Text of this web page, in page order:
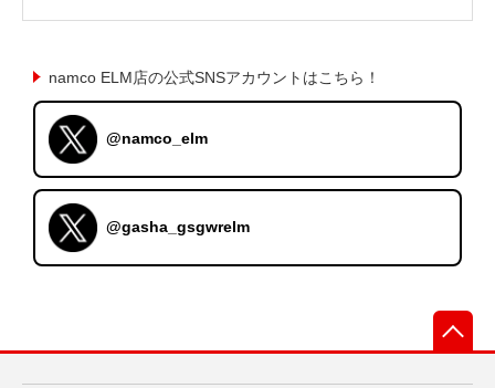
namco ELM店の公式SNSアカウントはこちら！
@namco_elm
@gasha_gsgwrelm